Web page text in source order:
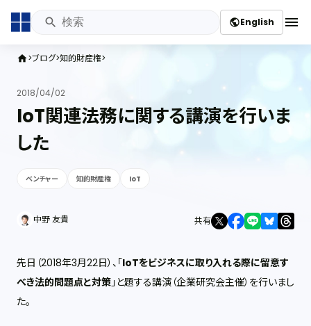
publicEnglish menu
home ブログ 知的財産権
2018/04/02
IoT関連法務に関する講演を行いま
した
ベンチャー 知的財産権 IoT
中野 友貴 共有
先日（2018年3月22日）、「IoTをビジネスに取り入れる際に留意す
べき法的問題点と対策」と題する講演（企業研究会主催）を行いまし
た。